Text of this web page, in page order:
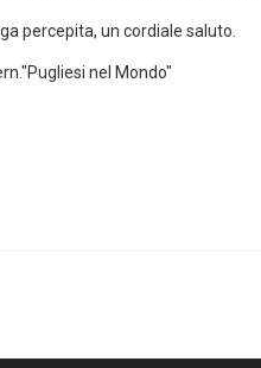
percepita, un cordiale saluto.
nel Mondo"